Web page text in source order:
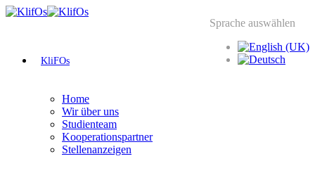
Sprache auswählen
KliFOs
Home
Wir über uns
Studienteam
Kooperationspartner
Stellenanzeigen